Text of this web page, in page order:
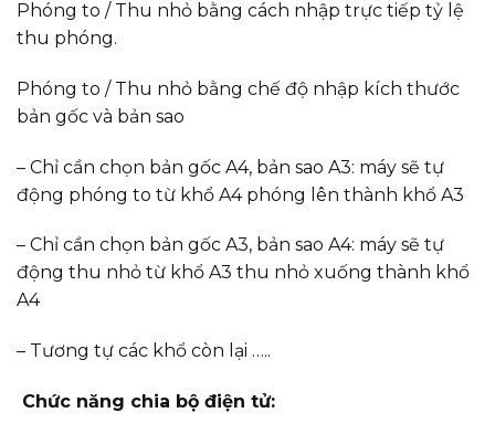
Phóng to / Thu nhỏ bằng cách nhập trực tiếp tỷ lệ
thu phóng.
Phóng to / Thu nhỏ bằng chế độ nhập kích thước
bản gốc và bản sao
– Chỉ cần chọn bản gốc A4, bản sao A3: máy sẽ tự
động phóng to từ khổ A4 phóng lên thành khổ A3
– Chỉ cần chọn bản gốc A3, bản sao A4: máy sẽ tự
động thu nhỏ từ khổ A3 thu nhỏ xuống thành khổ
A4
– Tương tự các khổ còn lại …..
Chức năng chia bộ điện tử: